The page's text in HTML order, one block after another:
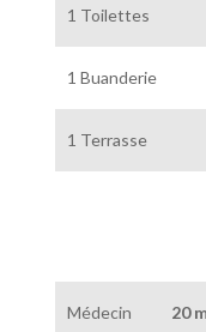
1 Toilettes
1 Buanderie
1 Terrasse
Médecin 20